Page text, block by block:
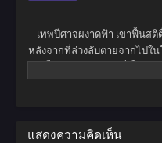
เทพปีศาจผงาดฟ้า เขาฟื้นส
หลังจากที่ล่วงลับตายจากไปใ
ครั้งใหม่ในผืนพิภพที่เต็มไป
ฝ่าฟันอุปสรรคมากมายเกินค
แสดงความคิดเห็น